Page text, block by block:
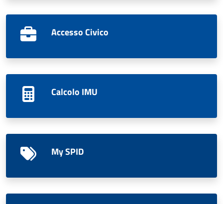
Accesso Civico
Calcolo IMU
My SPID